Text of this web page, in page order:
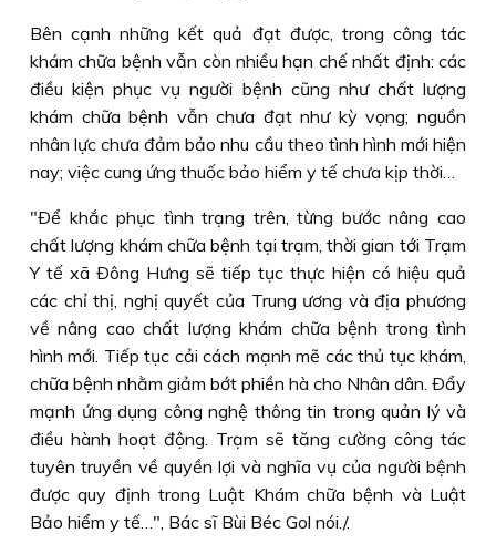
Bên cạnh những kết quả đạt được, trong công tác
khám chữa bệnh vẫn còn nhiều hạn chế nhất định: các
điều kiện phục vụ người bệnh cũng như chất lượng
khám chữa bệnh vẫn chưa đạt như kỳ vọng; nguồn
nhân lực chưa đảm bảo nhu cầu theo tình hình mới hiện
nay; việc cung ứng thuốc bảo hiểm y tế chưa kịp thời…
"Ðể khắc phục tình trạng trên, từng bước nâng cao
chất lượng khám chữa bệnh tại trạm, thời gian tới Trạm
Y tế xã Ðông Hưng sẽ tiếp tục thực hiện có hiệu quả
các chỉ thị, nghị quyết của Trung ương và địa phương
về nâng cao chất lượng khám chữa bệnh trong tình
hình mới. Tiếp tục cải cách mạnh mẽ các thủ tục khám,
chữa bệnh nhằm giảm bớt phiền hà cho Nhân dân. Ðẩy
mạnh ứng dụng công nghệ thông tin trong quản lý và
điều hành hoạt động. Trạm sẽ tăng cường công tác
tuyên truyền về quyền lợi và nghĩa vụ của người bệnh
được quy định trong Luật Khám chữa bệnh và Luật
Bảo hiểm y tế…", Bác sĩ Bùi Béc Gol nói./.